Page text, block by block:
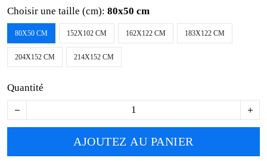
Choisir une taille (cm): 80x50 cm
80X50 CM 152X102 CM 162X122 CM 183X122 CM
204X152 CM 214X152 CM
Quantité
AJOUTEZ AU PANIER